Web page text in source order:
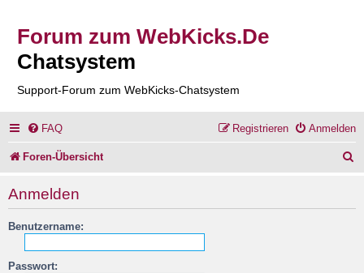
Forum zum WebKicks.De
Chatsystem
Support-Forum zum WebKicks-Chatsystem
FAQ Anmelden
Registrieren
Foren-Übersicht
Anmelden
Benutzername:
Passwort: